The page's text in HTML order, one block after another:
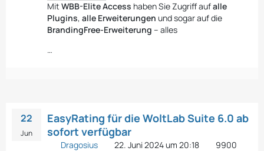
Mit WBB-Elite Access haben Sie Zugriff aufalle
Plugins, alle Erweiterungen und sogar auf die
BrandingFree-Erweiterung – alles
…
22
Jun
EasyRating für die WoltLab Suite 6.0 ab
sofort verfügbar
Dragosius 22. Juni 2024 um 20:18 9900